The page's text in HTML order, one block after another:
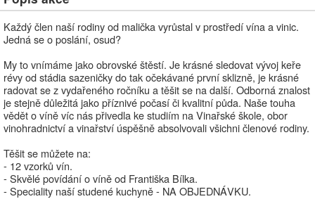
Každý člen naší rodiny od malička vyrůstal v prostředí vína a vinic.
Jedná se o poslání, osud?
My to vnímáme jako obrovské štěstí. Je krásné sledovat vývoj keře
révy od stádia sazeničky do tak očekávané první sklizně, je krásné
radovat se z vydařeného ročníku a těšit se na další. Odborná znalost
je stejně důležitá jako příznivé počasí či kvalitní půda. Naše touha
vědět o víně víc nás přivedla ke studiím na Vinařské škole, obor
vinohradnictví a vinařství úspěšně absolvovali všichni členové rodiny.
Těšit se můžete na:
- 12 vzorků vín.
- Skvělé povídání o víně od Františka Bílka.
- Speciality naší studené kuchyně - NA OBJEDNÁVKU.